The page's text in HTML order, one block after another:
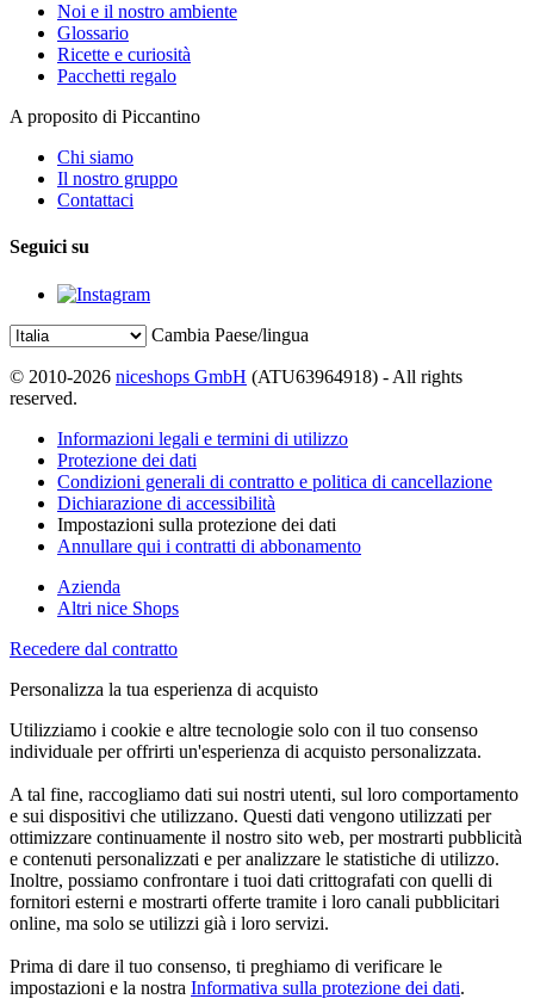
Noi e il nostro ambiente
Glossario
Ricette e curiosità
Pacchetti regalo
A proposito di Piccantino
Chi siamo
Il nostro gruppo
Contattaci
Seguici su
Cambia Paese/lingua
© 2010-2026 niceshops GmbH (ATU63964918) - All rights
reserved.
Informazioni legali e termini di utilizzo
Protezione dei dati
Condizioni generali di contratto e politica di cancellazione
Dichiarazione di accessibilità
Impostazioni sulla protezione dei dati
Annullare qui i contratti di abbonamento
Azienda
Altri nice Shops
Recedere dal contratto
Personalizza la tua esperienza di acquisto
Utilizziamo i cookie e altre tecnologie solo con il tuo consenso
individuale per offrirti un'esperienza di acquisto personalizzata.
A tal fine, raccogliamo dati sui nostri utenti, sul loro comportamento
e sui dispositivi che utilizzano. Questi dati vengono utilizzati per
ottimizzare continuamente il nostro sito web, per mostrarti pubblicità
e contenuti personalizzati e per analizzare le statistiche di utilizzo.
Inoltre, possiamo confrontare i tuoi dati crittografati con quelli di
fornitori esterni e mostrarti offerte tramite i loro canali pubblicitari
online, ma solo se utilizzi già i loro servizi.
Prima di dare il tuo consenso, ti preghiamo di verificare le
impostazioni e la nostra Informativa sulla protezione dei dati.